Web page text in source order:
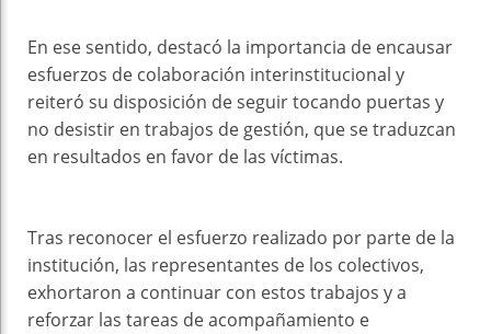
En ese sentido, destacó la importancia de encausar
esfuerzos de colaboración interinstitucional y
reiteró su disposición de seguir tocando puertas y
no desistir en trabajos de gestión, que se traduzcan
en resultados en favor de las víctimas.
Tras reconocer el esfuerzo realizado por parte de la
institución, las representantes de los colectivos,
exhortaron a continuar con estos trabajos y a
reforzar las tareas de acompañamiento e